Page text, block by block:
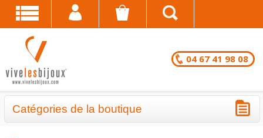
04 67 41 98 08
Catégories de la boutique